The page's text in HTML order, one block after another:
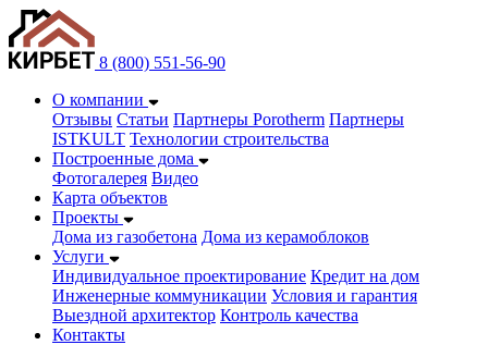
8 (800) 551-56-90
О компании
Отзывы Статьи Партнеры Porotherm Партнеры
ISTKULT Технологии строительства
Построенные дома
Фотогалерея Видео
Карта объектов
Проекты
Дома из газобетонa Дома из керамоблоков
Услуги
Индивидуальное проектирование Кредит на дом
Инженерные коммуникации Условия и гарантия
Выездной архитектор Контроль качества
Контакты